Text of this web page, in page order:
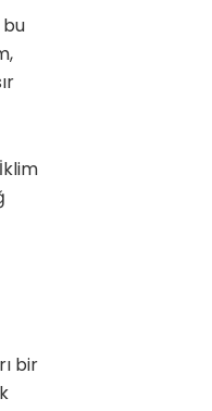
bir